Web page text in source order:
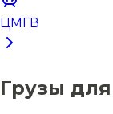
ЦМГВ
Грузы